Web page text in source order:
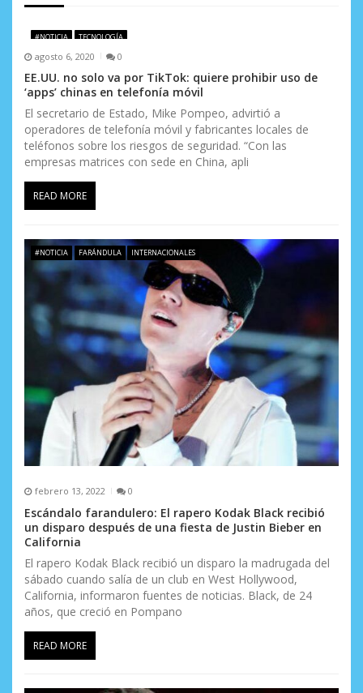
d
e
e
n
t
r
a
d
a
#NOTICIA TECNOLOGÍA
agosto 6, 2020 0
EE.UU. no solo va por TikTok: quiere prohibir uso de
‘apps’ chinas en telefonía móvil
El secretario de Estado, Mike Pompeo, advirtió a
operadores de telefonía móvil y fabricantes locales de
teléfonos sobre los riesgos de seguridad. “Con las
empresas matrices con sede en China, apli
READ MORE
#NOTICIA FARÁNDULA INTERNACIONALES
febrero 13, 2022 0
Escándalo farandulero: El rapero Kodak Black recibió
un disparo después de una fiesta de Justin Bieber en
California
El rapero Kodak Black recibió un disparo la madrugada del
sábado cuando salía de un club en West Hollywood,
California, informaron fuentes de noticias. Black, de 24
años, que creció en Pompano
READ MORE